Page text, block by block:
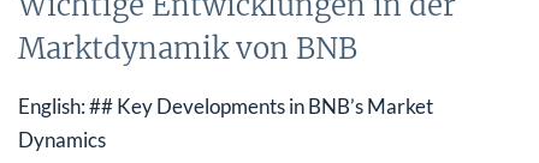
Marktdynamik von BNB
English: ## Key Developments in BNB’s Market
Dynamics